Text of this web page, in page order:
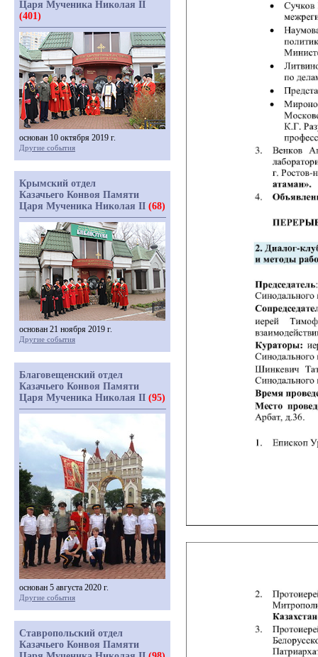
Царя Мученика Николая II
(401)
основан 10 октября 2019 г.
Другие события
Крымский отдел
Казачьего Конвоя Памяти
Царя Мученика Николая II (68)
основан 21 ноября 2019 г.
Другие события
Благовещенский отдел
Казачьего Конвоя Памяти
Царя Мученика Николая II (95)
основан 5 августа 2020 г.
Другие события
Ставропольский отдел
Казачьего Конвоя Памяти